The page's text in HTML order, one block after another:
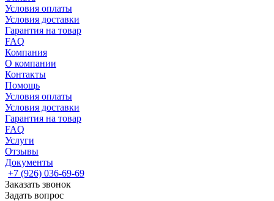
Условия оплаты
Условия доставки
Гарантия на товар
FAQ
Компания
О компании
Контакты
Помощь
Условия оплаты
Условия доставки
Гарантия на товар
FAQ
Услуги
Отзывы
Документы
+7 (926) 036-69-69
Заказать звонок
Задать вопрос